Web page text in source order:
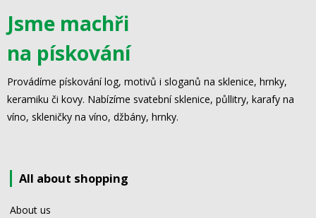
Jsme machři
na pískování
Provádíme pískování log, motivů i sloganů na sklenice, hrnky,
keramiku či kovy. Nabízíme svatební sklenice, půllitry, karafy na
víno, skleničky na víno, džbány, hrnky.
All about shopping
About us